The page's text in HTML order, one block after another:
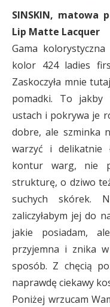
SINSKIN, matowa
Lip Matte Lacquer
Gama
kolor 424 ladies
Zaskoczyła mnie
pomadki. To
ustach i pokrywa je
dobre, ale szminka
warzyć i delikatnie
kontur warg, nie
strukturę, o dziwo
suchych skórek.
zaliczyłabym jej do
jakie posiadam,
przyjemna i znika
sposób. Z chęcią
naprawdę ciekawy
Poniżej wrzucam